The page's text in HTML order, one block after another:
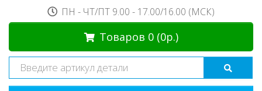
ПН - ЧТ/ПТ 9.00 - 17.00/16.00 (МСК)
Товаров 0 (0р.)